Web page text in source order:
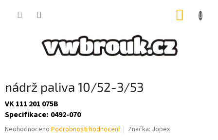
nádrž paliva 10/52-3/53
VK 111 201 075B
Specifikace: 0492-070
Průměrné
Neohodnoceno Podrobnosti hodnocení Značka: Jopex